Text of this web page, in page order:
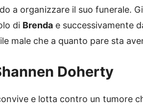
a organizzare il suo funerale.
di Brenda e successivamente
male che a quanto pare sta
Doherty
e lotta contro un tumore